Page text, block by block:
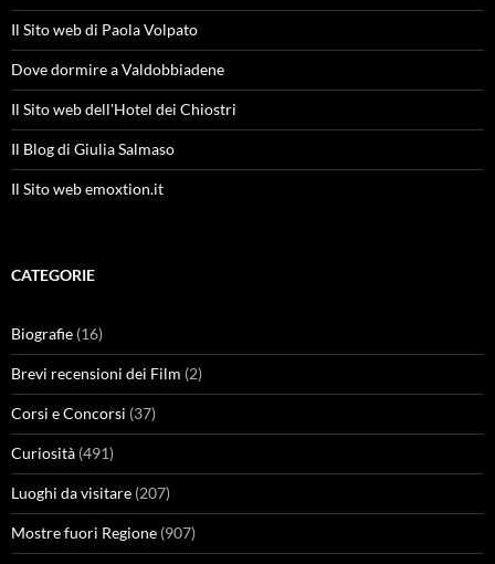
Il Sito web di Paola Volpato
Dove dormire a Valdobbiadene
Il Sito web dell'Hotel dei Chiostri
Il Blog di Giulia Salmaso
Il Sito web emoxtion.it
CATEGORIE
Biografie (16)
Brevi recensioni dei Film (2)
Corsi e Concorsi (37)
Curiosità (491)
Luoghi da visitare (207)
Mostre fuori Regione (907)